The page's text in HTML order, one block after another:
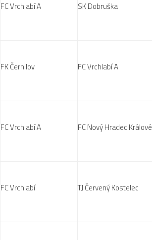
FC Vrchlabí A SK Dobruška
FK Černilov FC Vrchlabí A
FC Vrchlabí A FC Nový Hradec Králové
FC Vrchlabí TJ Červený Kostelec